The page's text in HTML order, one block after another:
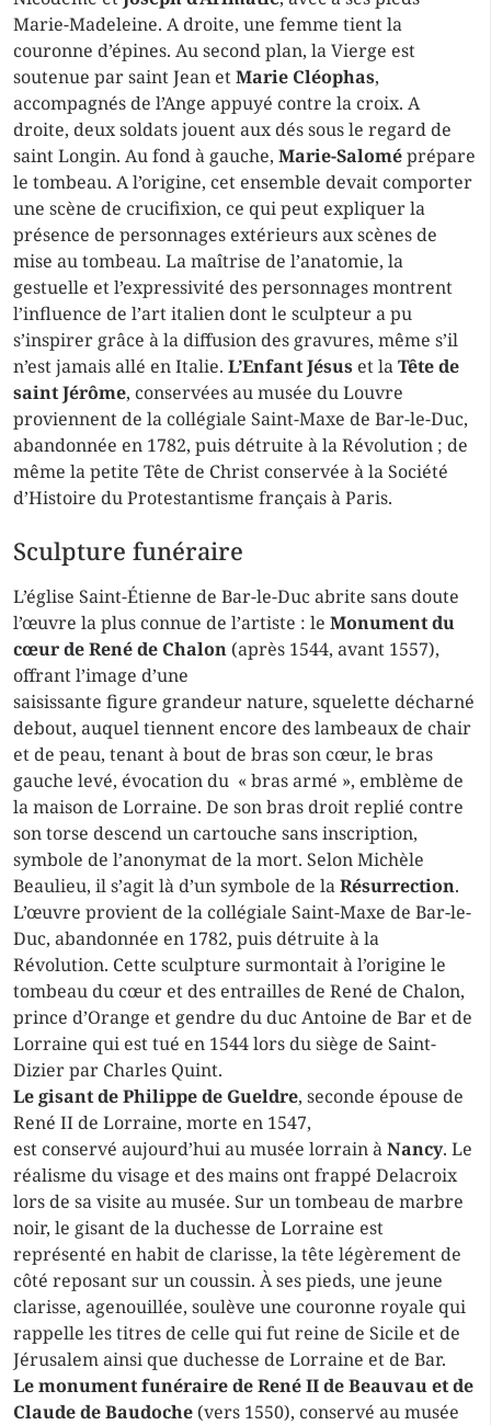
Marie-Madeleine. A droite, une femme tient la
couronne d’épines. Au second plan, la Vierge est
soutenue par saint Jean etMarie Cléophas,
accompagnés de l’Ange appuyé contre la croix. A
droite, deux soldats jouent aux dés sous le regard de
saint Longin. Au fond à gauche, Marie-Saloméprépare
le tombeau. A l’origine, cet ensemble devait comporter
une scène de crucifixion, ce qui peut expliquer la
présence de personnages extérieurs aux scènes de
mise au tombeau. La maîtrise de l’anatomie, la
gestuelle et l’expressivité des personnages montrent
l’influence de l’art italien dont le sculpteur a pu
s’inspirer grâce à la diffusion des gravures, même s’il
n’est jamais allé en Italie. L’Enfant Jésus et laTête de
saint Jérôme, conservées au musée du Louvre
proviennent de la collégiale Saint-Maxe de Bar-le-Duc,
abandonnée en 1782, puis détruite à la Révolution ; de
même la petite Tête de Christ conservée à la Société
d’Histoire du Protestantisme français à Paris.
Sculpture funéraire
L’église Saint-Étienne de Bar-le-Duc abrite sans doute
l’œuvre la plus connue de l’artiste : le Monument du
cœur de René de Chalon (après 1544, avant 1557),
offrant l’image d’une
saisissante figure grandeur nature, squelette décharné
debout, auquel tiennent encore des lambeaux de chair
et de peau, tenant à bout de bras son cœur, le bras
gauche levé, évocation du « bras armé », emblème de
la maison de Lorraine. De son bras droit replié contre
son torse descend un cartouche sans inscription,
symbole de l’anonymat de la mort. Selon Michèle
Beaulieu, il s’agit là d’un symbole de laRésurrection.
L’œuvre provient de la collégiale Saint-Maxe de Bar-le-
Duc, abandonnée en 1782, puis détruite à la
Révolution. Cette sculpture surmontait à l’origine le
tombeau du cœur et des entrailles de René de Chalon,
prince d’Orange et gendre du duc Antoine de Bar et de
Lorraine qui est tué en 1544 lors du siège de Saint-
Dizier par Charles Quint.
Le gisant de Philippe de Gueldre, seconde épouse de
René II de Lorraine, morte en 1547,
est conservé aujourd’hui au musée lorrain àNancy. Le
réalisme du visage et des mains ont frappé Delacroix
lors de sa visite au musée. Sur un tombeau de marbre
noir, le gisant de la duchesse de Lorraine est
représenté en habit de clarisse, la tête légèrement de
côté reposant sur un coussin. À ses pieds, une jeune
clarisse, agenouillée, soulève une couronne royale qui
rappelle les titres de celle qui fut reine de Sicile et de
Jérusalem ainsi que duchesse de Lorraine et de Bar.
Le monument funéraire de René II de Beauvau et de
Claude de Baudoche (vers 1550), conservé au musée